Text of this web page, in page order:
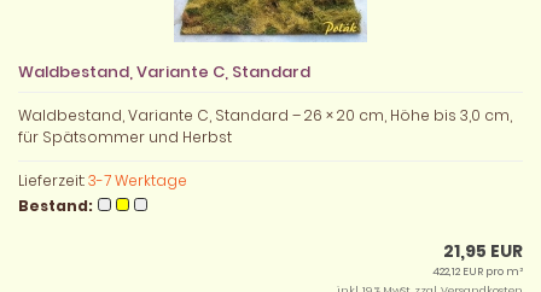
Waldbestand, Variante C, Standard
Waldbestand, Variante C, Standard – 26 × 20 cm, Höhe bis 3,0 cm,
für Spätsommer und Herbst
Lieferzeit:3-7 Werktage
Bestand:
21,95 EUR
422,12 EUR pro m²